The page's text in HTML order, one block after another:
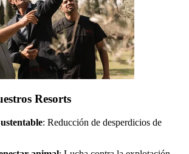
Resorts
: Reducción de desperdicios de